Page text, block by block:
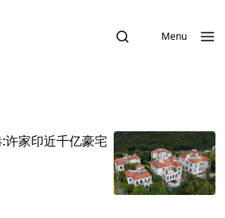
Menu
许家印近千亿豪宅